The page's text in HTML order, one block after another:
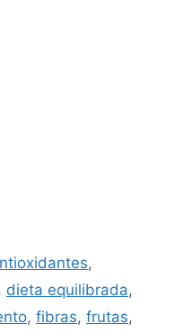
,
dieta equilibrada,
, fibras, frutas,